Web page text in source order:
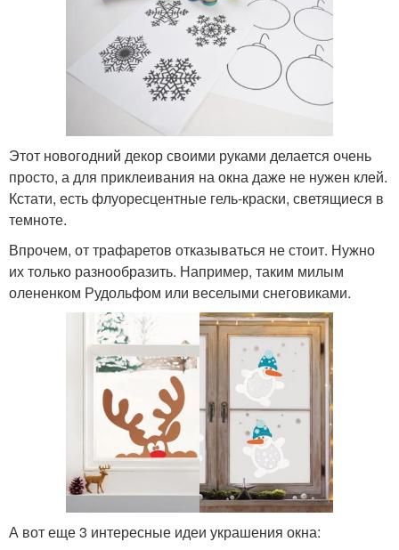
Этот новогодний декор своими руками делается очень
просто, а для приклеивания на окна даже не нужен клей.
Кстати, есть флуоресцентные гель-краски, светящиеся в
темноте.
Впрочем, от трафаретов отказываться не стоит. Нужно
их только разнообразить. Например, таким милым
олененком Рудольфом или веселыми снеговиками.
А вот еще 3 интересные идеи украшения окна: